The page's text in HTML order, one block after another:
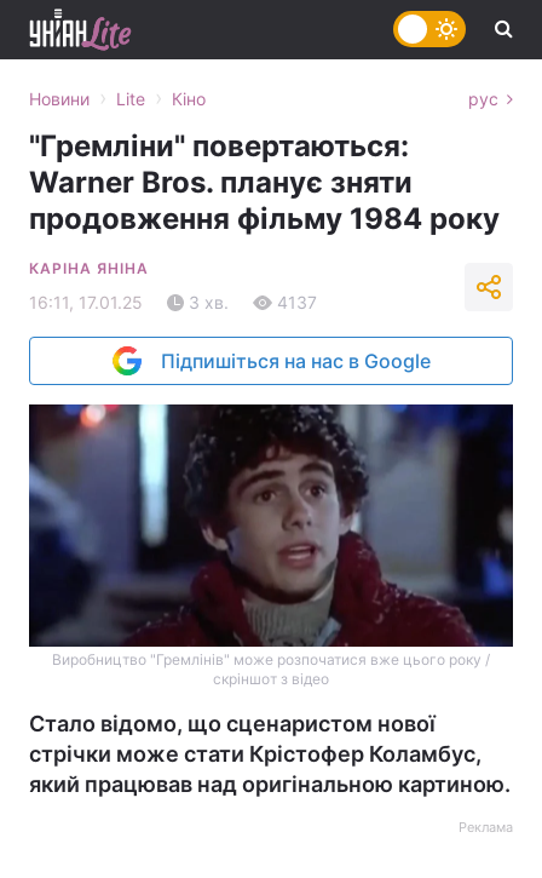
Новини › Lite › Кіно рус
"Гремліни" повертаються:
Warner Bros. планує зняти
продовження фільму 1984 року
КАРІНА ЯНІНА
16:11, 17.01.25 3 хв. 4137
Підпишіться на нас в Google
Виробництво "Гремлінів" може розпочатися вже цього року /
скріншот з відео
Стало відомо, що сценаристом нової
стрічки може стати Крістофер Коламбус,
який працював над оригінальною картиною.
Реклама